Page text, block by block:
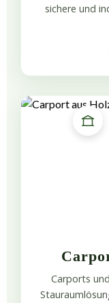
sichere und
Carports